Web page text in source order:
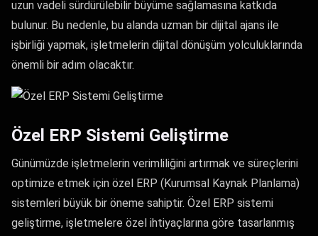
uzun vadeli sürdürülebilir büyüme sağlamasına katkıda
bulunur. Bu nedenle, bu alanda uzman bir dijital ajans ile
işbirliği yapmak, işletmelerin dijital dönüşüm yolculuklarında
önemli bir adım olacaktır.
Özel ERP Sistemi Geliştirme
Günümüzde işletmelerin verimliliğini artırmak ve süreçlerini
optimize etmek için özel ERP (Kurumsal Kaynak Planlama)
sistemleri büyük bir öneme sahiptir. Özel ERP sistemi
geliştirme, işletmelere özel ihtiyaçlarına göre tasarlanmış